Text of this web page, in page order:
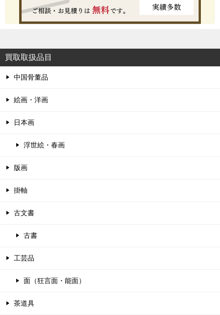
買取取扱品目
中国骨董品
絵画・洋画
日本画
浮世絵・春画
版画
掛軸
古文書
古書
工芸品
面（狂言面・能面）
茶道具